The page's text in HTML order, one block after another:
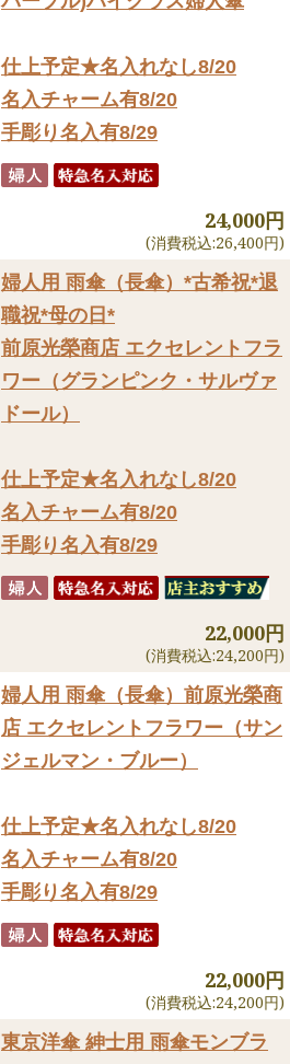
仕上予定★名入れなし8/20
名入チャーム有8/20
手彫り名入有8/29
24,000円
(消費税込:26,400円)
婦人用 雨傘（長傘） *古希祝*退
職祝*母の日*
前原光榮商店 エクセレントフラ
ワー（グランピンク・サルヴァ
ドール）
仕上予定★名入れなし8/20
名入チャーム有8/20
手彫り名入有8/29
22,000円
(消費税込:24,200円)
婦人用 雨傘（長傘） 前原光榮商
店 エクセレントフラワー（サン
ジェルマン・ブルー）
仕上予定★名入れなし8/20
名入チャーム有8/20
手彫り名入有8/29
22,000円
(消費税込:24,200円)
東京洋傘 紳士用 雨傘モンブラ